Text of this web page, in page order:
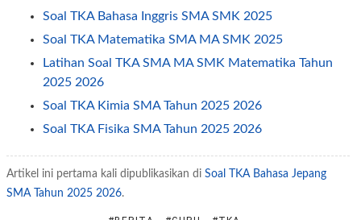
Soal TKA Bahasa Inggris SMA SMK 2025
Soal TKA Matematika SMA MA SMK 2025
Latihan Soal TKA SMA MA SMK Matematika Tahun
2025 2026
Soal TKA Kimia SMA Tahun 2025 2026
Soal TKA Fisika SMA Tahun 2025 2026
Soal TKA Ekonomi SMA Tahun 2025 2026
Soal TKA Geografi SMA Tahun 2025 2026
Artikel ini pertama kali dipublikasikan di Soal TKA Bahasa Jepang
SMA Tahun 2025 2026.